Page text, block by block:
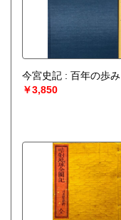
今宮史記 : 百年の歩み
￥3,850